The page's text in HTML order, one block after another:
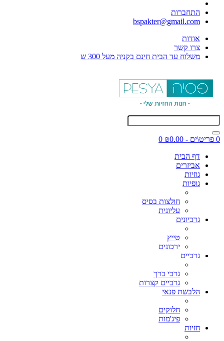
התחברות
bspakter@gmail.com
אודות
צרו קשר
משלוח עד הבית חינם בקניה מעל 300 ש
0 פריט\ים - ₪0.00
0
דף הבית
אביזרים
גוזיות
גופיות
חולצות בסיס
עליונית
גרביונים
טייץ
ירכונים
גרביים
גרבי ברך
גרביים קצרות
הלבשת פנאי
חלוקים
פיג'מות
חזיות